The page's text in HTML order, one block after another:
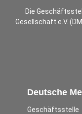
Die
Gesellschaft e.V.
Deutsche
Geschäftsstelle